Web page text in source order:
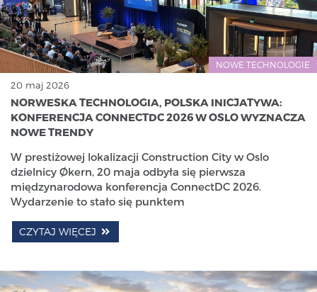
NOWE TECHNOLOGIE
20 maj 2026
NORWESKA TECHNOLOGIA, POLSKA INICJATYWA:
KONFERENCJA CONNECTDC 2026 W OSLO WYZNACZA
NOWE TRENDY
W prestiżowej lokalizacji Construction City w Oslo
dzielnicy Økern, 20 maja odbyła się pierwsza
międzynarodowa konferencja ConnectDC 2026.
Wydarzenie to stało się punktem
CZYTAJ WIĘCEJ